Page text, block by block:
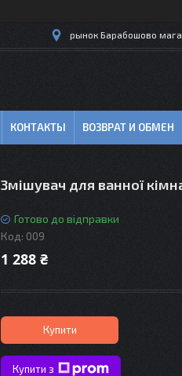
рынок Барабошово
КОНТАКТЫ ВОЗВРАТ И ОБМЕН
Змішувач для ванної
Готово до відправки
Код: 009
1 288 ₴
Купити
Купити з